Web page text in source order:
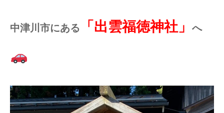
中津川市にある 「出雲福徳神社」 へ